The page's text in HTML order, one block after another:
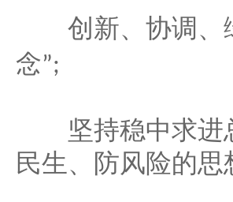
创新、协调、
念”;
坚持稳中求进总
民生、防风险的思